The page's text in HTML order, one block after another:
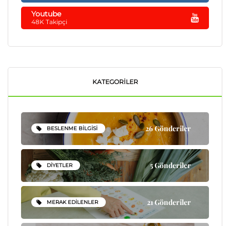
Youtube
48K Takipçi
KATEGORILER
BESLENME BILGISI 26 Gönderiler
DIYETLER 5 Gönderiler
MERAK EDILENLER 21 Gönderiler